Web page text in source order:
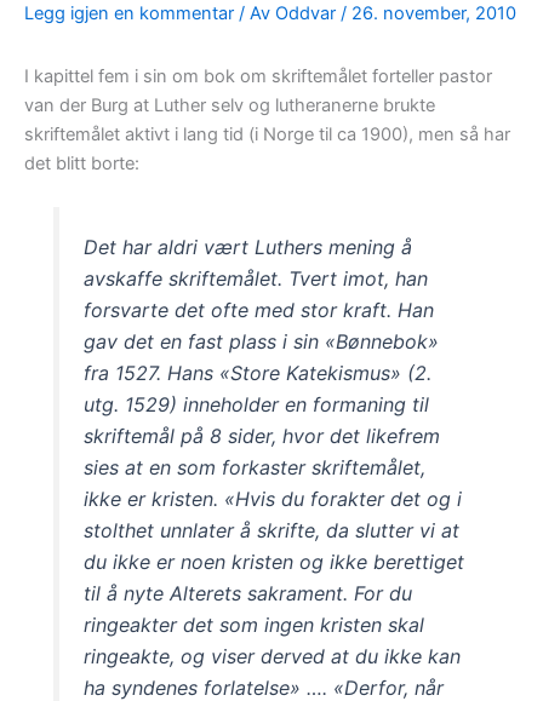
Legg igjen en kommentar / Av Oddvar / 26. november, 2010
I kapittel fem i sin om bok om skriftemålet forteller pastor
van der Burg at Luther selv og lutheranerne brukte
skriftemålet aktivt i lang tid (i Norge til ca 1900), men så har
det blitt borte:
Det har aldri vært Luthers mening å
avskaffe skriftemålet. Tvert imot, han
forsvarte det ofte med stor kraft. Han
gav det en fast plass i sin «Bønnebok»
fra 1527. Hans «Store Katekismus» (2.
utg. 1529) inneholder en formaning til
skriftemål på 8 sider, hvor det likefrem
sies at en som forkaster skriftemålet,
ikke er kristen. «Hvis du forakter det og i
stolthet unnlater å skrifte, da slutter vi at
du ikke er noen kristen og ikke berettiget
til å nyte Alterets sakrament. For du
ringeakter det som ingen kristen skal
ringeakte, og viser derved at du ikke kan
ha syndenes forlatelse» …. «Derfor, når